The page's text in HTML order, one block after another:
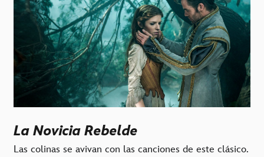
La Novicia Rebelde
Las colinas se avivan con las canciones de este clásico.